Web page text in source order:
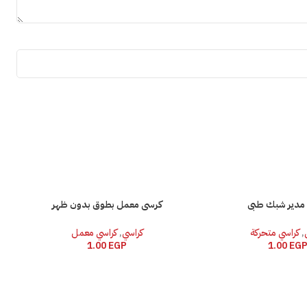
شبك طبى
,كراسي متحركة
1.00EGP
كرسى معمل بطوق بدون ظهر
كراسي,كراسي معمل
1.00EGP